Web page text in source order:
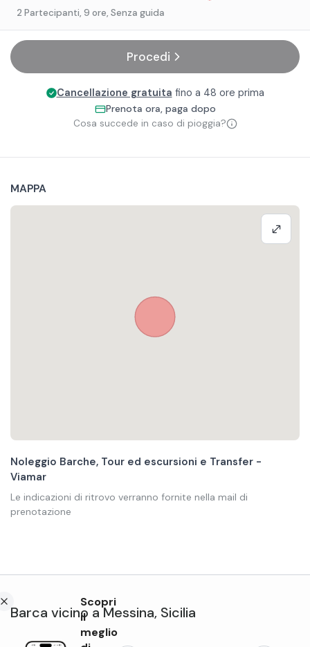
2 Partecipanti, 9 ore, Senza guida
Procedi
Cancellazione gratuita fino a 48 ore prima
Prenota ora, paga dopo
Cosa succede in caso di pioggia?
MAPPA
Noleggio Barche, Tour ed escursioni e Transfer -
Viamar
Le indicazioni di ritrovo verranno fornite nella mail di
prenotazione
Barca vicino aMessina, Sicilia
Scopri
il
meglio